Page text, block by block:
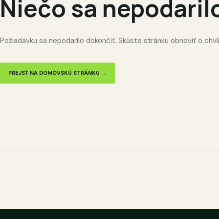
Niečo sa
Požiadavku sa nepodarilo dokončiť. Skúste stránku obnoviť o
PREJSŤ NA DOMOVSKÚ STRÁNKU →